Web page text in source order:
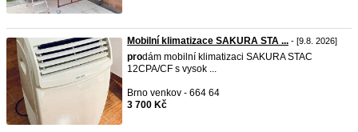
Mobilní klimatizace SAKURA STA ... - [9.8. 2026]
prodám mobilní klimatizaci SAKURA STAC
12CPA/CF s vysok ...
Brno venkov - 664 64
3 700 Kč